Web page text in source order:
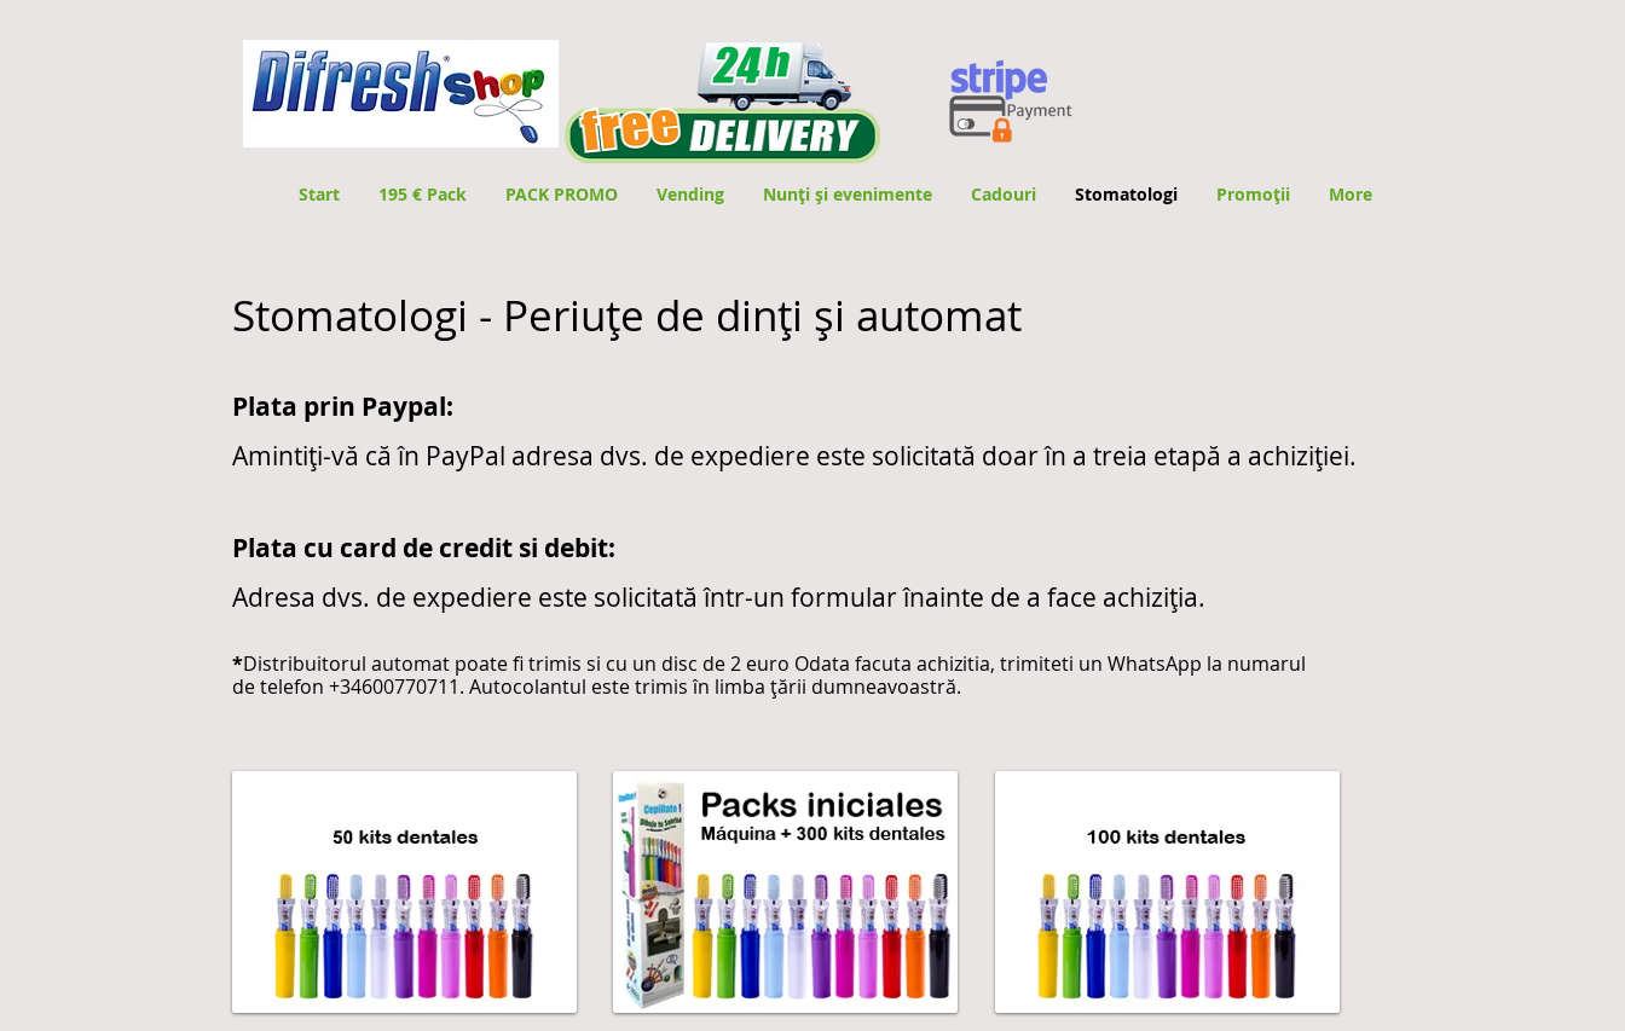
Start 195 € Pack PACK PROMO Vending Nunți și evenimente Cadouri Stomatologi Promoții More
Stomatologi - Periuțe de dinți și automat
Plata prin Paypal:
Amintiți-vă că în PayPal adresa dvs. de expediere este solicitată doar în a treia etapă a achiziției.
Plata cu card de credit si debit:
Adresa dvs. de expediere este solicitată într-un formular înainte de a face achiziția.
*Distribuitorul automat poate fi trimis si cu un disc de 2 euro Odata facuta achizitia, trimiteti un WhatsApp la numarul
de telefon +34600770711. Autocolantul este trimis în limba țării dumneavoastră.